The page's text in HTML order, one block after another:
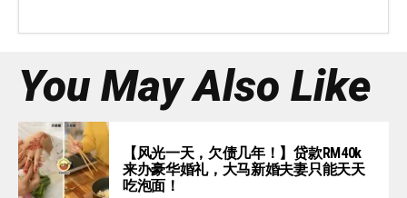
You May Also Like
【风光一天，欠债几年！】贷款RM40k
来办豪华婚礼，大马新婚夫妻只能天天
吃泡面！